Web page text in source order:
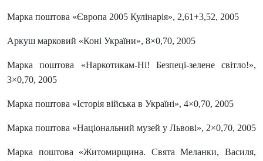
Марка поштова «Європа 2005 Кулінарія», 2,61+3,52, 2005
Аркуш марковий «Коні України», 8×0,70, 2005
Марка поштова «Наркотикам-Ні! Безпеці-зелене світло!»,
3×0,70, 2005
Марка поштова «Історія війська в Україні», 4×0,70, 2005
Марка поштова «Національний музей у Львові», 2×0,70, 2005
Марка поштова «Житомирщина. Свята Меланки, Василя,